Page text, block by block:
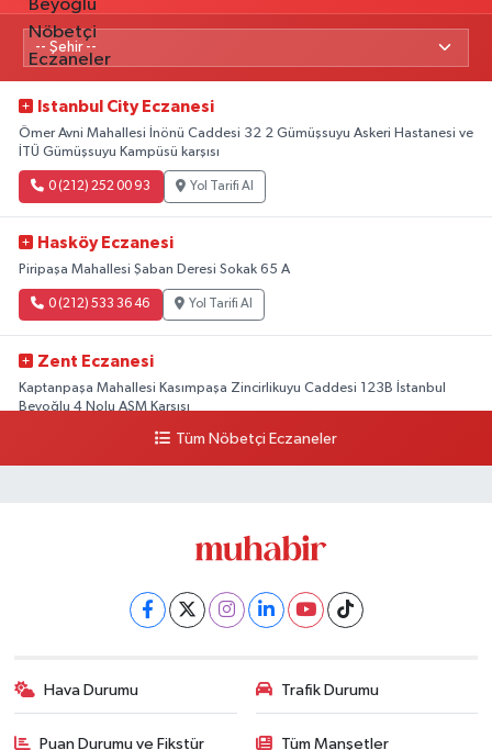
Istanbul City Eczanesi
Ömer Avni Mahallesi İnönü Caddesi 32 2 Gümüşsuyu Askeri Hastanesi ve
İTÜ Gümüşsuyu Kampüsü karşısı
0 (212) 252 00 93 Yol Tarifi Al
Hasköy Eczanesi
Piripaşa Mahallesi Şaban Deresi Sokak 65 A
0 (212) 533 36 46 Yol Tarifi Al
Zent Eczanesi
Kaptanpaşa Mahallesi Kasımpaşa Zincirlikuyu Caddesi 123B İstanbul
Beyoğlu 4 Nolu ASM Karşısı
Yol Tarifi Al
Tüm Nöbetçi Eczaneler
Hava Durumu Trafik Durumu
Puan Durumu ve Fikstür Tüm Manşetler